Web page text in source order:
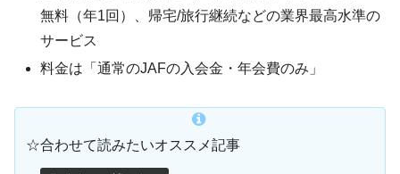
無料（年1回）、帰宅/旅行継続などの業界最高水準の
サービス
料金は「通常のJAFの入会金・年会費のみ」
☆合わせて読みたいオススメ記事